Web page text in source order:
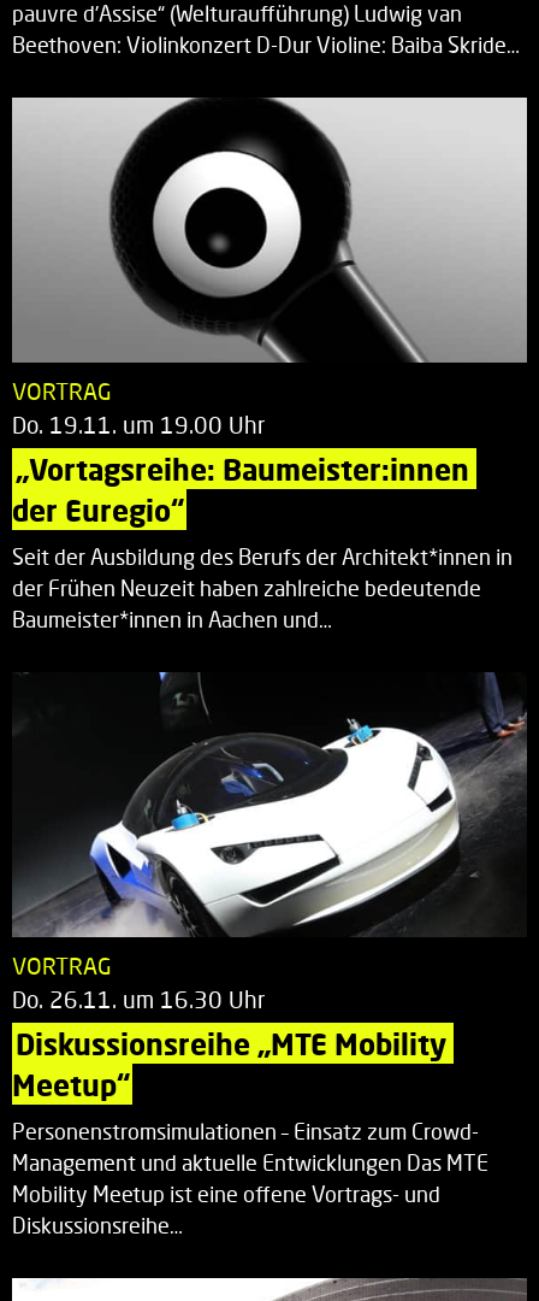
pauvre d’Assise“ (Welturaufführung) Ludwig van
Beethoven: Violinkonzert D-Dur Violine: Baiba Skride…
VORTRAG
Do. 19.11. um 19.00 Uhr
„Vortagsreihe: Baumeister:innen
der Euregio“
Seit der Ausbildung des Berufs der Architekt*innen in
der Frühen Neuzeit haben zahlreiche bedeutende
Baumeister*innen in Aachen und…
VORTRAG
Do. 26.11. um 16.30 Uhr
Diskussionsreihe „MTE Mobility
Meetup“
Personenstromsimulationen – Einsatz zum Crowd-
Management und aktuelle Entwicklungen Das MTE
Mobility Meetup ist eine offene Vortrags- und
Diskussionsreihe…